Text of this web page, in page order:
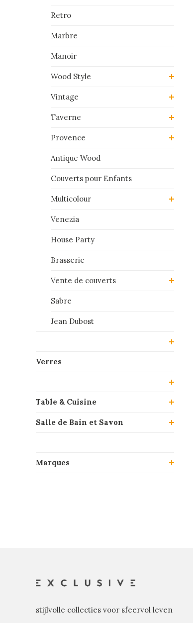
Retro
Marbre
Manoir
Wood Style
Vintage
Taverne
Provence
Antique Wood
Couverts pour Enfants
Multicolour
Venezia
House Party
Brasserie
Vente de couverts
Sabre
Jean Dubost
Verres
Table & Cuisine
Salle de Bain et Savon
Marques
stijlvolle collecties voor sfeervol leven